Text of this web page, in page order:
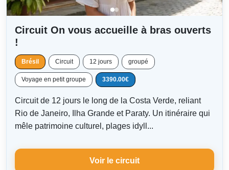
Circuit On vous accueille à bras ouverts
!
Brésil Circuit 12 jours groupé
Voyage en petit groupe 3390.00€
Circuit de 12 jours le long de la Costa Verde, reliant
Rio de Janeiro, Ilha Grande et Paraty. Un itinéraire qui
mêle patrimoine culturel, plages idyll...
Voir le circuit